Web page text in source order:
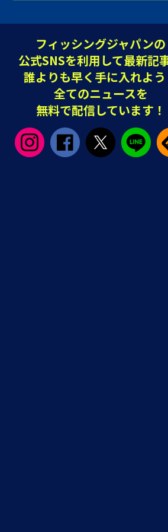
フィッシングジャパンの
公式SNSを利用して最新記
誰よりも早く手に入れよう
全てのニュースを
無料で配信しています！